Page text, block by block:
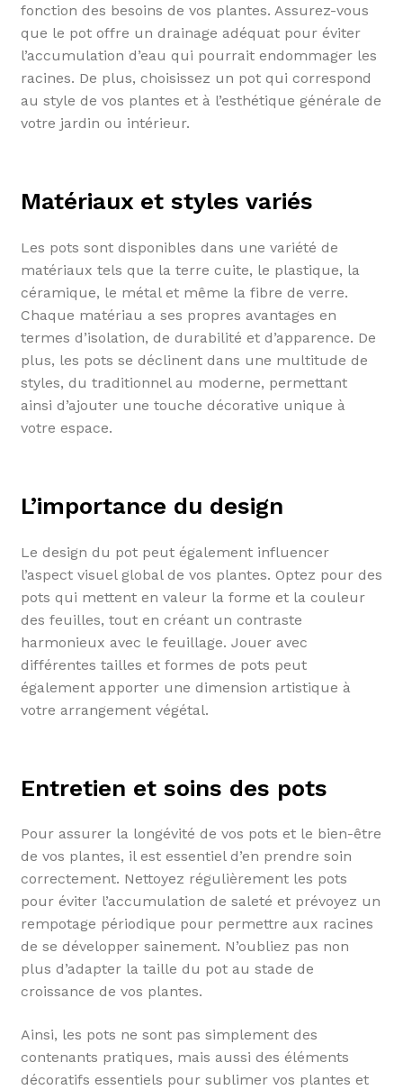
fonction des besoins de vos plantes. Assurez-vous
que le pot offre un drainage adéquat pour éviter
l’accumulation d’eau qui pourrait endommager les
racines. De plus, choisissez un pot qui correspond
au style de vos plantes et à l’esthétique générale de
votre jardin ou intérieur.
Matériaux et styles variés
Les pots sont disponibles dans une variété de
matériaux tels que la terre cuite, le plastique, la
céramique, le métal et même la fibre de verre.
Chaque matériau a ses propres avantages en
termes d’isolation, de durabilité et d’apparence. De
plus, les pots se déclinent dans une multitude de
styles, du traditionnel au moderne, permettant
ainsi d’ajouter une touche décorative unique à
votre espace.
L’importance du design
Le design du pot peut également influencer
l’aspect visuel global de vos plantes. Optez pour des
pots qui mettent en valeur la forme et la couleur
des feuilles, tout en créant un contraste
harmonieux avec le feuillage. Jouer avec
différentes tailles et formes de pots peut
également apporter une dimension artistique à
votre arrangement végétal.
Entretien et soins des pots
Pour assurer la longévité de vos pots et le bien-être
de vos plantes, il est essentiel d’en prendre soin
correctement. Nettoyez régulièrement les pots
pour éviter l’accumulation de saleté et prévoyez un
rempotage périodique pour permettre aux racines
de se développer sainement. N’oubliez pas non
plus d’adapter la taille du pot au stade de
croissance de vos plantes.
Ainsi, les pots ne sont pas simplement des
contenants pratiques, mais aussi des éléments
décoratifs essentiels pour sublimer vos plantes et